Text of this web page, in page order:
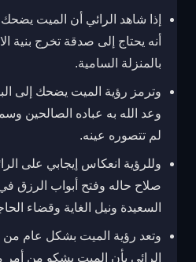
إذا شاهد الرائي أن الميت
أنه يحتاج إلى صدقة تخرج بنية
بالمنزلة السامية.
وترمز رؤية الميت يضحك إلى
وعد الله به عباده الصالحين
لم تتصوره عينه.
وللرؤية انعكاس إيجابي على
صلاح حاله وفتح أبواب الرزق في
السعيدة ونيل الغاية وقضاء
وتعد رؤية الميت بشكل عام من
الرائي بأن الميت يشكو من أمرٍ